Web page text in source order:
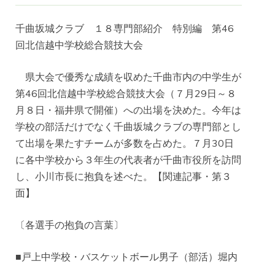
千曲坂城クラブ １８専門部紹介 特別編 第46
回北信越中学校総合競技大会
県大会で優秀な成績を収めた千曲市内の中学生が
第46回北信越中学校総合競技大会（７月29日～８
月８日・福井県で開催）への出場を決めた。今年は
学校の部活だけでなく千曲坂城クラブの専門部とし
て出場を果たすチームが多数を占めた。７月30日
に各中学校から３年生の代表者が千曲市役所を訪問
し、小川市長に抱負を述べた。【関連記事・第３
面】
〔各選手の抱負の言葉〕
■戸上中学校・バスケットボール男子（部活）堀内